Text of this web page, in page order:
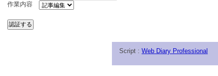
作業内容
Script : Web Diary Professional